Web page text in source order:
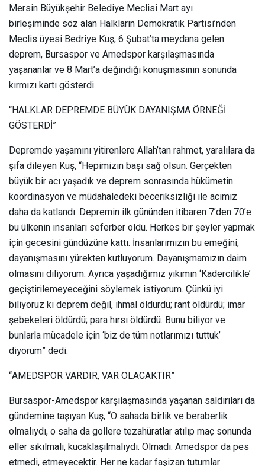
Mersin Büyükşehir Belediye Meclisi Mart ayı
birleşiminde söz alan Halkların Demokratik Partisi’nden
Meclis üyesi Bedriye Kuş, 6 Şubat’ta meydana gelen
deprem, Bursaspor ve Amedspor karşılaşmasında
yaşananlar ve 8 Mart’a değindiği konuşmasının sonunda
kırmızı kartı gösterdi.
“HALKLAR DEPREMDE BÜYÜK DAYANIŞMA ÖRNEĞİ
GÖSTERDİ”
Depremde yaşamını yitirenlere Allah’tan rahmet, yaralılara da
şifa dileyen Kuş, “Hepimizin başı sağ olsun. Gerçekten
büyük bir acı yaşadık ve deprem sonrasında hükümetin
koordinasyon ve müdahaledeki beceriksizliği ile acımız
daha da katlandı. Depremin ilk gününden itibaren 7’den 70’e
bu ülkenin insanları seferber oldu. Herkes bir şeyler yapmak
için gecesini gündüzüne kattı. İnsanlarımızın bu emeğini,
dayanışmasını yürekten kutluyorum. Dayanışmamızın daim
olmasını diliyorum. Ayrıca yaşadığımız yıkımın ‘Kadercilikle’
geçiştirilemeyeceğini söylemek istiyorum. Çünkü iyi
biliyoruz ki deprem değil, ihmal öldürdü; rant öldürdü; imar
şebekeleri öldürdü; para hırsı öldürdü. Bunu biliyor ve
bunlarla mücadele için ‘biz de tüm notlarımızı tuttuk’
diyorum” dedi.
“AMEDSPOR VARDIR, VAR OLACAKTIR”
Bursaspor-Amedspor karşılaşmasında yaşanan saldırıları da
gündemine taşıyan Kuş, “O sahada birlik ve beraberlik
olmalıydı, o saha da gollere tezahüratlar atılıp maç sonunda
eller sıkılmalı, kucaklaşılmalıydı. Olmadı. Amedspor da pes
etmedi, etmeyecektir. Her ne kadar faşizan tutumlar